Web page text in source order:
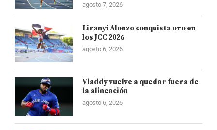
agosto 7, 2026
Liranyi Alonzo conquista oro en
los JCC 2026
agosto 6, 2026
Vladdy vuelve a quedar fuera de
la alineación
agosto 6, 2026